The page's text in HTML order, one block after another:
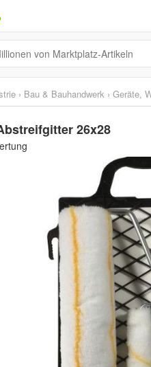
› Bau & Bauhandwerk › Geräte,
26x28